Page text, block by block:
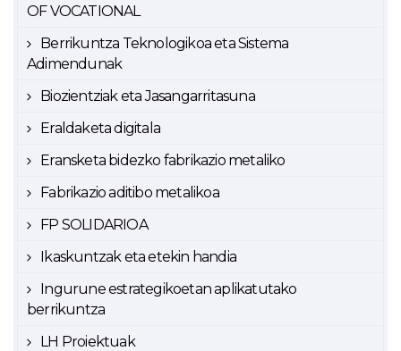
OF VOCATIONAL
Berrikuntza Teknologikoa eta Sistema
Adimendunak
Biozientziak eta Jasangarritasuna
Eraldaketa digitala
Eransketa bidezko fabrikazio metaliko
Fabrikazio aditibo metalikoa
FP SOLIDARIOA
Ikaskuntzak eta etekin handia
Ingurune estrategikoetan aplikatutako
berrikuntza
LH Proiektuak